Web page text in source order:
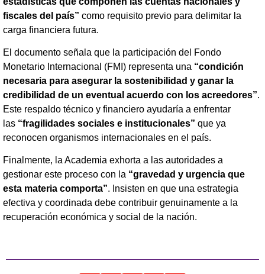
fiscales del país” como requisito previo para delimitar la
carga financiera futura.
El documento señala que la participación del Fondo
Monetario Internacional (FMI) representa una “condición
necesaria para asegurar la sostenibilidad y ganar la
credibilidad de un eventual acuerdo con los acreedores”.
Este respaldo técnico y financiero ayudaría a enfrentar
las “fragilidades sociales e institucionales” que ya
reconocen organismos internacionales en el país.
Finalmente, la Academia exhorta a las autoridades a
gestionar este proceso con la “gravedad y urgencia que
esta materia comporta”. Insisten en que una estrategia
efectiva y coordinada debe contribuir genuinamente a la
recuperación económica y social de la nación.